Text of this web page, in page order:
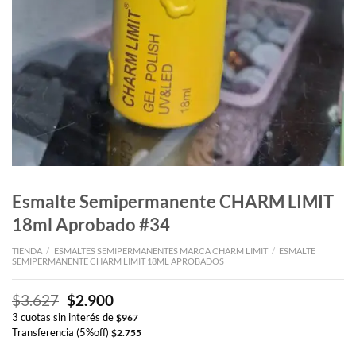
Esmalte Semipermanente CHARM LIMIT
18ml Aprobado #34
TIENDA / ESMALTES SEMIPERMANENTES MARCA CHARM LIMIT / ESMALTE
SEMIPERMANENTE CHARM LIMIT 18ML APROBADOS
$3.627 El
precio
original
era:
$2.900El
precio
actual
es:
3 cuotas sin interés de $967
Transferencia (5%off) $2.755